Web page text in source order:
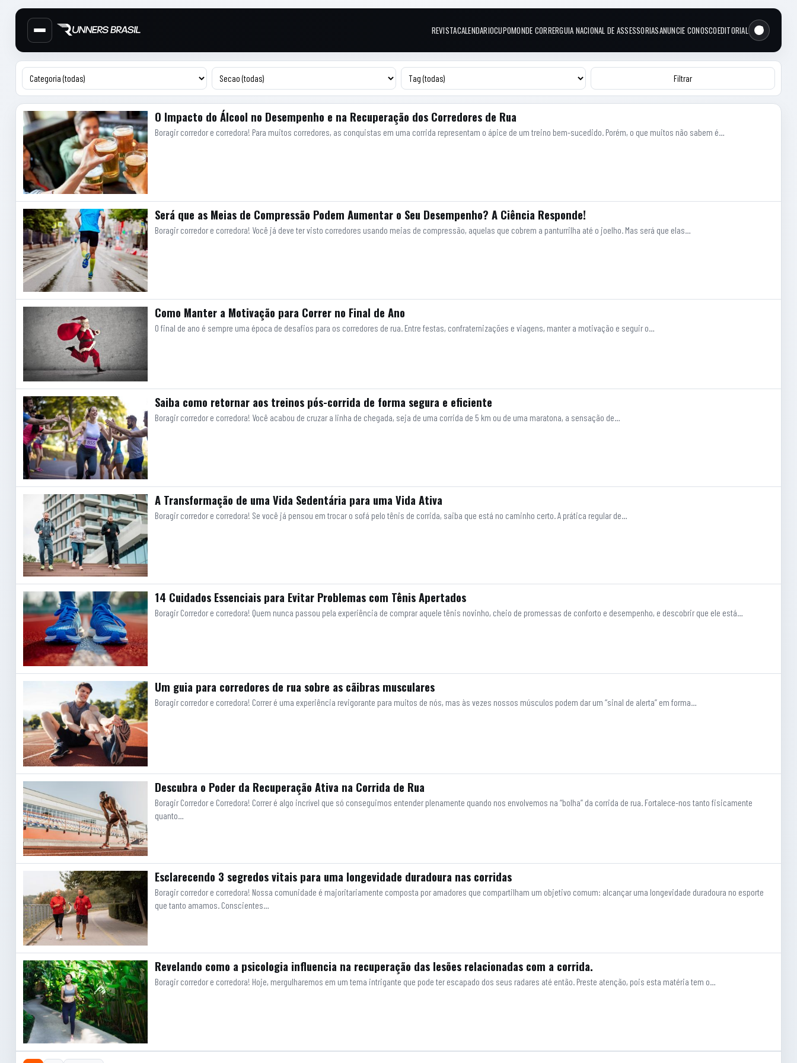
Cabecalho do site
Links do topo
REVISTACALENDARIOCUPOMONDE CORRERGUIA NACIONAL DE ASSESSORIASANUNCIE CONOSCOEDITORIAL
Menu lateral de secoes
Conteudo principal
Filtrar
Artigos O Impacto do Álcool no Desempenho e na Recuperação dos Corredores de Rua
Boragir corredor e corredora! Para muitos corredores, as conquistas em uma corrida representam o ápice de um treino bem-sucedido. Porém, o que muitos não sabem é…
Será que as Meias de Compressão Podem Aumentar o Seu Desempenho? A Ciência Responde!
Boragir corredor e corredora! Você já deve ter visto corredores usando meias de compressão, aquelas que cobrem a panturrilha até o joelho. Mas será que elas…
Como Manter a Motivação para Correr no Final de Ano
O final de ano é sempre uma época de desafios para os corredores de rua. Entre festas, confraternizações e viagens, manter a motivação e seguir o…
Saiba como retornar aos treinos pós-corrida de forma segura e eficiente
Boragir corredor e corredora! Você acabou de cruzar a linha de chegada, seja de uma corrida de 5 km ou de uma maratona, a sensação de…
A Transformação de uma Vida Sedentária para uma Vida Ativa
Boragir corredor e corredora! Se você já pensou em trocar o sofá pelo tênis de corrida, saiba que está no caminho certo. A prática regular de…
14 Cuidados Essenciais para Evitar Problemas com Tênis Apertados
Boragir Corredor e corredora! Quem nunca passou pela experiência de comprar aquele tênis novinho, cheio de promessas de conforto e desempenho, e descobrir que ele está…
Um guia para corredores de rua sobre as cãibras musculares
Boragir corredor e corredora! Correr é uma experiência revigorante para muitos de nós, mas às vezes nossos músculos podem dar um “sinal de alerta” em forma…
Descubra o Poder da Recuperação Ativa na Corrida de Rua
Boragir Corredor e Corredora! Correr é algo incrível que só conseguimos entender plenamente quando nos envolvemos na “bolha” da corrida de rua. Fortalece-nos tanto fisicamente
quanto…
Esclarecendo 3 segredos vitais para uma longevidade duradoura nas corridas
Boragir corredor e corredora! Nossa comunidade é majoritariamente composta por amadores que compartilham um objetivo comum: alcançar uma longevidade duradoura no esporte
que tanto amamos. Conscientes…
Revelando como a psicologia influencia na recuperação das lesões relacionadas com a corrida.
Boragir corredor e corredora! Hoje, mergulharemos em um tema intrigante que pode ter escapado dos seus radares até então. Preste atenção, pois esta matéria tem o…